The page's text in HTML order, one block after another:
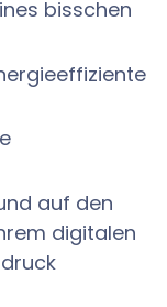
bisschen
auf den
digitalen